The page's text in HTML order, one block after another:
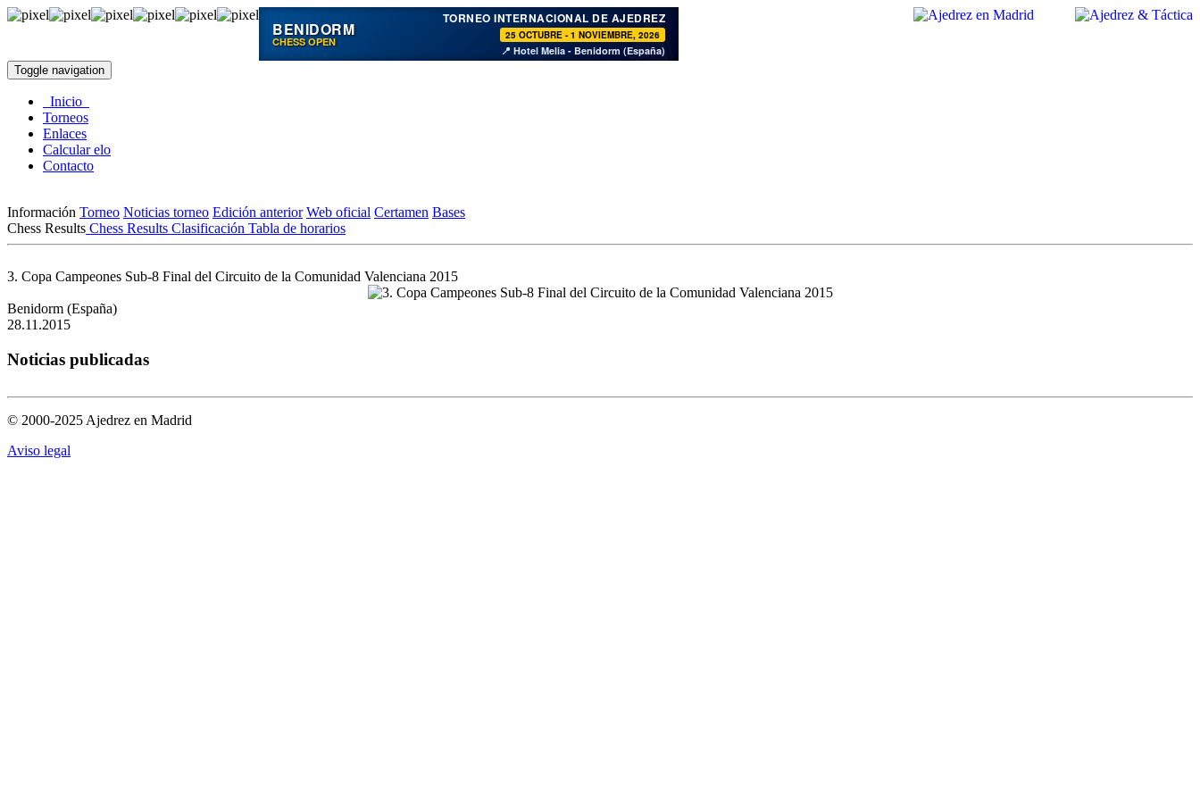
♞
BENIDORM
CHESS OPEN
TORNEO INTERNACIONAL DE AJEDREZ
25 OCTUBRE - 1 NOVIEMBRE, 2026
📍 Hotel Melia - Benidorm (España)
Toggle navigation
Inicio
Torneos
Enlaces
Calcular elo
Contacto
Información Torneo Noticias torneo Edición anterior Web oficial Certamen Bases
Chess Results Chess Results Clasificación Tabla de horarios
3. Copa Campeones Sub-8 Final del Circuito de la Comunidad Valenciana 2015
Benidorm (España)
28.11.2015
Noticias publicadas
© 2000-2025 Ajedrez en Madrid
Aviso legal